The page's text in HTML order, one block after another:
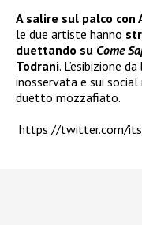
A salire sul palco
le due artiste hanno
duettando su Come
Todrani. L’esibizione
inosservata e sui
duetto mozzafiato.
https://twitter.com/